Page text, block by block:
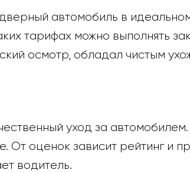
автомобиль в
тарифах можно выполнять
осмотр, обладал чистым
уход за автомобилем.
оценок зависит рейтинг и
водитель.